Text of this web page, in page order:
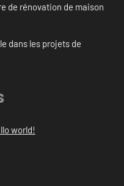
de rénovation de maison
dans les projets de
world!